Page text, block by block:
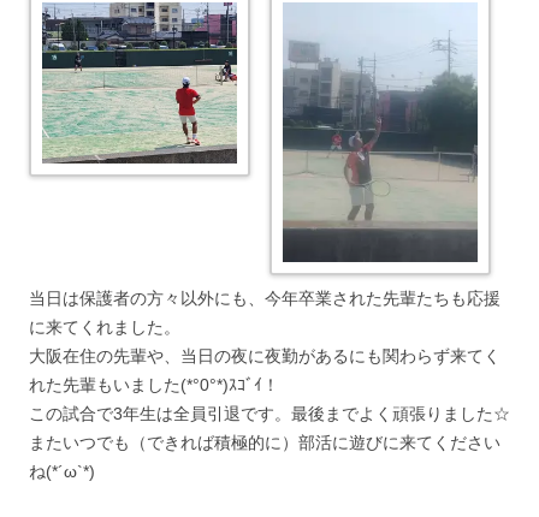
当日は保護者の方々以外にも、今年卒業された先輩たちも応援
に来てくれました。
大阪在住の先輩や、当日の夜に夜勤があるにも関わらず来てく
れた先輩もいました(*°0°*)ｽｺﾞｲ！
この試合で3年生は全員引退です。最後までよく頑張りました☆
またいつでも（できれば積極的に）部活に遊びに来てください
ね(*´ω`*)